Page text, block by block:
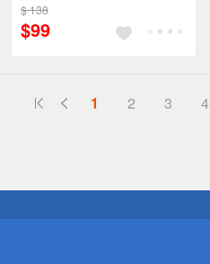
$ 138
$99
1 2 3 4